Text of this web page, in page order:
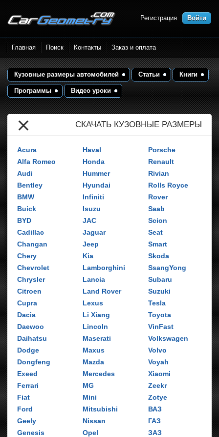
Размеры кузова
автомобилей.
Контрольные точки и
кузовные размеры.
Геометрия кузова
Регистрация Войти
Главная Поиск Контакты Заказ и оплата
Кузовные размеры автомобилей Статьи Книги
Программы Видео уроки
СКАЧАТЬ КУЗОВНЫЕ РАЗМЕРЫ
Acura
Alfa Romeo
Audi
Bentley
BMW
Buick
BYD
Cadillac
Changan
Chery
Chevrolet
Chrysler
Citroen
Cupra
Dacia
Daewoo
Daihatsu
Dodge
Dongfeng
Exeed
Ferrari
Fiat
Ford
Geely
Genesis
Haval
Honda
Hummer
Hyundai
Infiniti
Isuzu
JAC
Jaguar
Jeep
Kia
Lamborghini
Lancia
Land Rover
Lexus
Li Xiang
Lincoln
Maserati
Maxus
Mazda
Mercedes
MG
Mini
Mitsubishi
Nissan
Opel
Porsche
Renault
Rivian
Rolls Royce
Rover
Saab
Scion
Seat
Smart
Skoda
SsangYong
Subaru
Suzuki
Tesla
Toyota
VinFast
Volkswagen
Volvo
Voyah
Xiaomi
Zeekr
Zotye
ВАЗ
ГАЗ
ЗАЗ